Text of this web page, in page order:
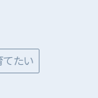
たい